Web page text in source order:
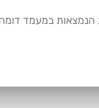
במעמד